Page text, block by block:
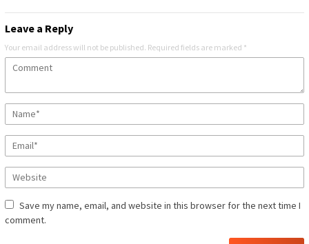
Leave a Reply
Your email address will not be published. Required fields are marked *
Save my name, email, and website in this browser for the next time I
comment.